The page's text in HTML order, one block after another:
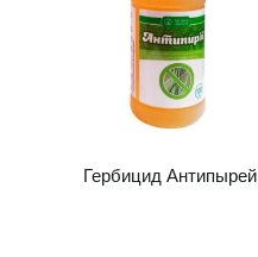
Гербицид Антипырей